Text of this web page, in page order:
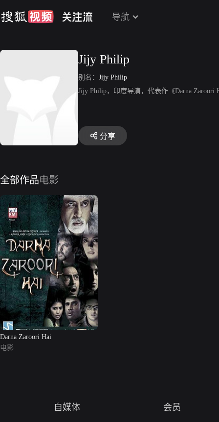
导航
Jijy Philip
别名： Jijy Philip
Jijy Philip，印度导演，代表作《Darna Zaroori
分享
全部作品电影
Darna Zaroori Hai
电影
自媒体 会员